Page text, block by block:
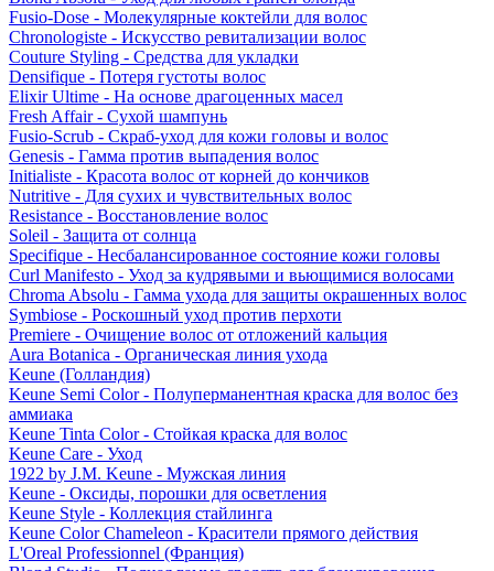
Fusio-Dose - Молекулярные коктейли для волос
Chronologiste - Искусство ревитализации волос
Couture Styling - Средства для укладки
Densifique - Потеря густоты волос
Elixir Ultime - На основе драгоценных масел
Fresh Affair - Сухой шампунь
Fusio-Scrub - Скраб-уход для кожи головы и волос
Genesis - Гамма против выпадения волос
Initialiste - Красота волос от корней до кончиков
Nutritive - Для сухих и чувствительных волос
Resistance - Восстановление волос
Soleil - Защита от солнца
Specifique - Несбалансированное состояние кожи головы
Curl Manifesto - Уход за кудрявыми и вьющимися волосами
Chroma Absolu - Гамма ухода для защиты окрашенных волос
Symbiose - Роскошный уход против перхоти
Premiere - Очищение волос от отложений кальция
Aura Botanica - Органическая линия ухода
Keune (Голландия)
Keune Semi Color - Полуперманентная краска для волос без
аммиака
Keune Tinta Color - Стойкая краска для волос
Keune Care - Уход
1922 by J.M. Keune - Мужская линия
Keune - Оксиды, порошки для осветления
Keune Style - Коллекция стайлинга
Keune Color Chameleon - Красители прямого действия
L'Oreal Professionnel (Франция)